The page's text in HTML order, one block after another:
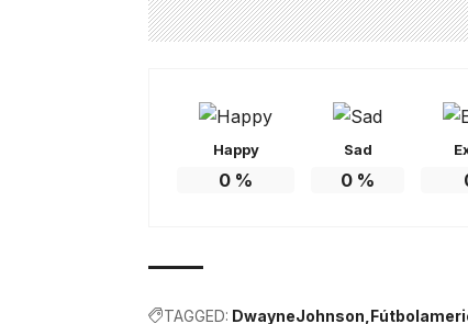
Happy
0 %
Sad
0 %
TAGGED: DwayneJohnson